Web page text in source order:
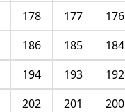
176
177
178
184
185
186
192
193
194
200
201
202